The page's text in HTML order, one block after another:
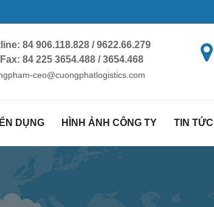
84 906.118.828 / 9622.66.279
84 225 3654.488 / 3654.468
ceo@cuongphatlogistics.com
DỤNG HÌNH ẢNH CÔNG TY TIN TỨC